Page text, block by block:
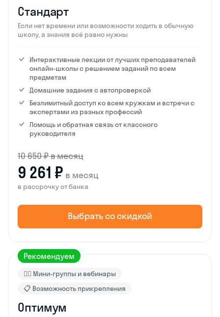
Стандарт
Если нет времени или возможности ходить в обычную
школу, а знания всё равно нужны
Интерактивные лекции от лучших преподавателей
онлайн-школы с решением заданий по всем
предметам
Домашние задания с автопроверкой
Безлимитный доступ ко всем кружкам и встречи с
экспертами из разных профессий
Помощь и обратная связь от классного
руководителя
10 650 ₽ в месяц
9 261 ₽ в месяц
в рассрочку от банка
Выбрать со скидкой
Рекомендуем
🙋‍♂️ Мини-группы и вебинары
📋 Возможность прикрепления
Оптимум